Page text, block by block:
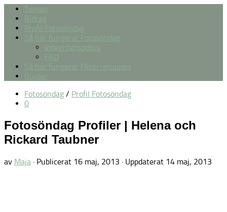
Teman
Bidrag
Profil Fotosöndag
Så här fungerar Fotosöndag
Integritetspolicy
FAQ
Så här fungerar Flickr-gruppen
Guider
Fotosöndag / Profil Fotosöndag
0
Fotosöndag Profiler | Helena och
Rickard Taubner
av Maja · Publicerat 16 maj, 2013 · Uppdaterat 14 maj, 2013